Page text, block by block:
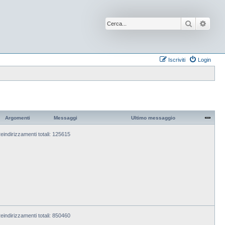
Cerca
Login
Iscriviti
Argomenti Messaggi Ultimo messaggio
totali: 125615
totali: 850460